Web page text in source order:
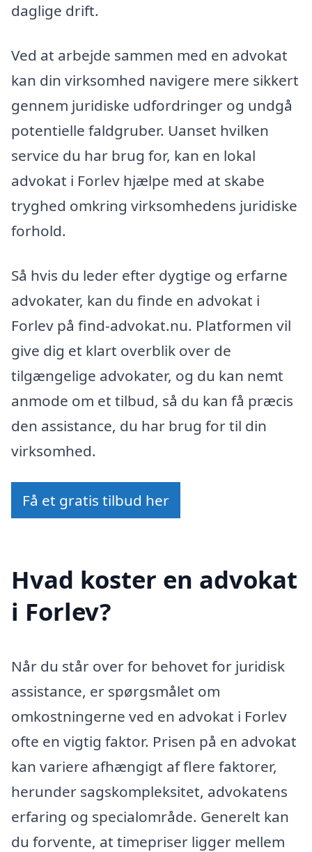
daglige drift.
Ved at arbejde sammen med en advokat
kan din virksomhed navigere mere sikkert
gennem juridiske udfordringer og undgå
potentielle faldgruber. Uanset hvilken
service du har brug for, kan en lokal
advokat i Forlev hjælpe med at skabe
tryghed omkring virksomhedens juridiske
forhold.
Så hvis du leder efter dygtige og erfarne
advokater, kan du finde en advokat i
Forlev på find-advokat.nu. Platformen vil
give dig et klart overblik over de
tilgængelige advokater, og du kan nemt
anmode om et tilbud, så du kan få præcis
den assistance, du har brug for til din
virksomhed.
Få et gratis tilbud her
Hvad koster en advokat
i Forlev?
Når du står over for behovet for juridisk
assistance, er spørgsmålet om
omkostningerne ved en advokat i Forlev
ofte en vigtig faktor. Prisen på en advokat
kan variere afhængigt af flere faktorer,
herunder sagskompleksitet, advokatens
erfaring og specialområde. Generelt kan
du forvente, at timepriser ligger mellem